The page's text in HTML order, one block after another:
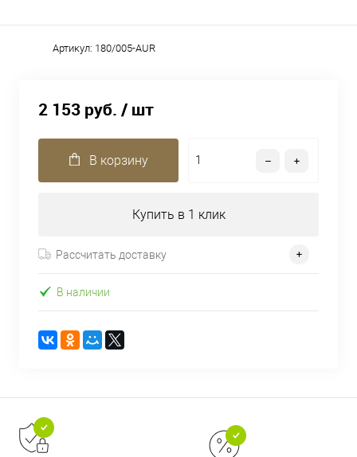
Артикул: 180/005-AUR
2 153 руб. / шт
В корзину
Купить в 1 клик
Рассчитать доставку
В наличии